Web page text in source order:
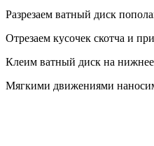
Разрезаем ватный диск
Отрезаем кусочек скотча и
Клеим ватный диск на нижнее
Мягкими движениями наносим